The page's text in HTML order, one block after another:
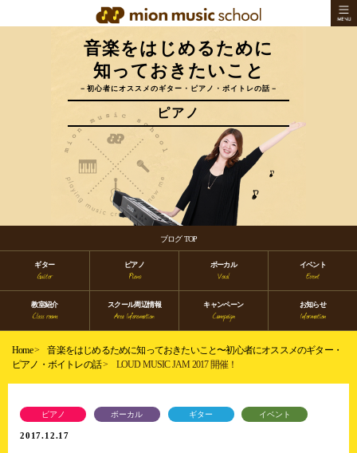
音楽をはじめるために
知っておきたいこと
－初心者にオススメのギター・ピアノ・ボイトレの話－
ピアノ
ブログ TOP
ギター ピアノ ボーカル イベント
教室紹介 スクール周辺情報 キャンペーン お知らせ
Home>
音楽をはじめるために知っておきたいこと〜初心者にオススメのギター・
ピアノ・ボイトレの話> LOUD MUSIC JAM 2017 開催！
ピアノ ボーカル ギター イベント
2017.12.17